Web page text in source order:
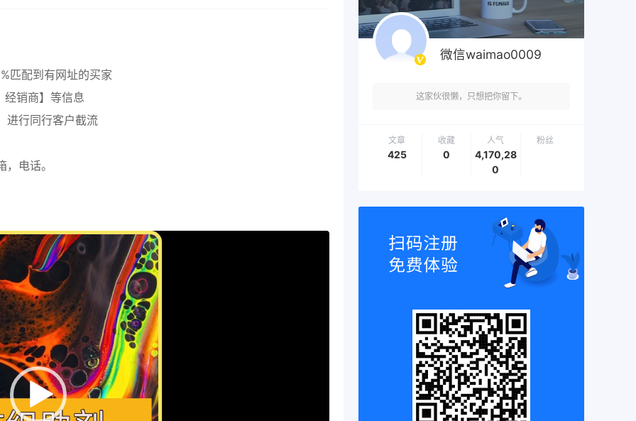
匹配到有网址的买家
经销商】等信息
进行同行客户截流
电话。
微信waimao0009
这家伙很懒，只想把你留下。
文章
425
收藏
0
人气
4,170,28
0
粉丝